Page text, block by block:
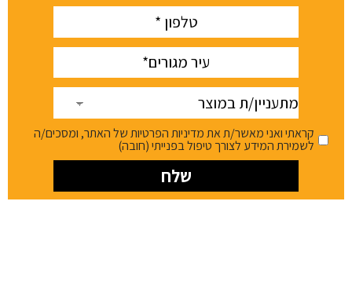
phone
עיר
מתעניין/ת
במוצר
קראתי ואני מאשר/ת את מדיניות הפרטיות של האתר, ומסכים/ה
לשמירת המידע לצורך טיפול בפנייתי (חובה)